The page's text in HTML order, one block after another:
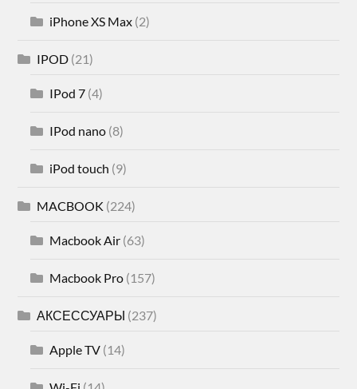
iPhone XS Max (2)
IPOD (21)
IPod 7 (4)
IPod nano (8)
iPod touch (9)
MACBOOK (224)
Macbook Air (63)
Macbook Pro (157)
АКСЕССУАРЫ (237)
Apple TV (14)